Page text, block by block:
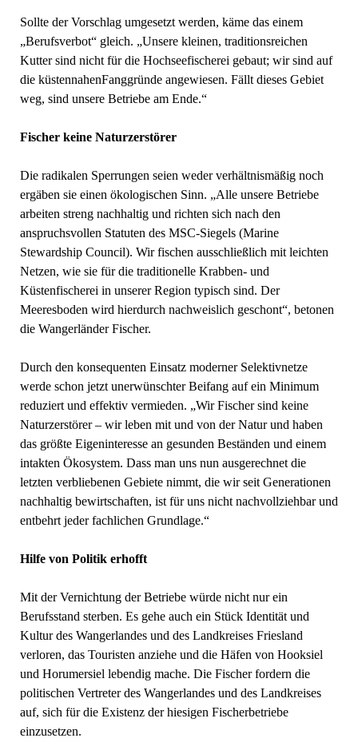
Sollte der Vorschlag umgesetzt werden, käme das einem
„Berufsverbot“ gleich. „Unsere kleinen, traditionsreichen
Kutter sind nicht für die Hochseefischerei gebaut; wir sind auf
die küstennahenFanggründe angewiesen. Fällt dieses Gebiet
weg, sind unsere Betriebe am Ende.“
Fischer keine Naturzerstörer
Die radikalen Sperrungen seien weder verhältnismäßig noch
ergäben sie einen ökologischen Sinn. „Alle unsere Betriebe
arbeiten streng nachhaltig und richten sich nach den
anspruchsvollen Statuten des MSC-Siegels (Marine
Stewardship Council). Wir fischen ausschließlich mit leichten
Netzen, wie sie für die traditionelle Krabben- und
Küstenfischerei in unserer Region typisch sind. Der
Meeresboden wird hierdurch nachweislich geschont“, betonen
die Wangerländer Fischer.
Durch den konsequenten Einsatz moderner Selektivnetze
werde schon jetzt unerwünschter Beifang auf ein Minimum
reduziert und effektiv vermieden. „Wir Fischer sind keine
Naturzerstörer – wir leben mit und von der Natur und haben
das größte Eigeninteresse an gesunden Beständen und einem
intakten Ökosystem. Dass man uns nun ausgerechnet die
letzten verbliebenen Gebiete nimmt, die wir seit Generationen
nachhaltig bewirtschaften, ist für uns nicht nachvollziehbar und
entbehrt jeder fachlichen Grundlage.“
Hilfe von Politik erhofft
Mit der Vernichtung der Betriebe würde nicht nur ein
Berufsstand sterben. Es gehe auch ein Stück Identität und
Kultur des Wangerlandes und des Landkreises Friesland
verloren, das Touristen anziehe und die Häfen von Hooksiel
und Horumersiel lebendig mache. Die Fischer fordern die
politischen Vertreter des Wangerlandes und des Landkreises
auf, sich für die Existenz der hiesigen Fischerbetriebe
einzusetzen.